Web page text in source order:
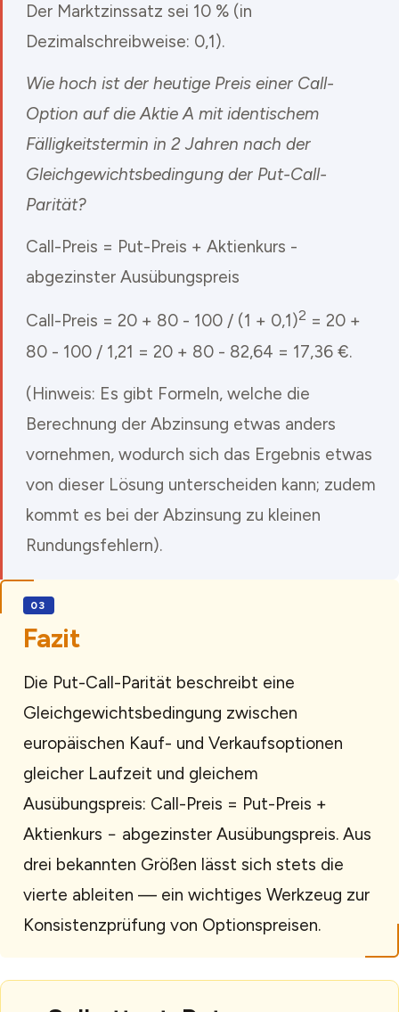
Der Marktzinssatz sei 10 % (in
Dezimalschreibweise: 0,1).
Wie hoch ist der heutige Preis einer Call-
Option auf die Aktie A mit identischem
Fälligkeitstermin in 2 Jahren nach der
Gleichgewichtsbedingung der Put-Call-
Parität?
Call-Preis = Put-Preis + Aktienkurs -
abgezinster Ausübungspreis
Call-Preis = 20 + 80 - 100 / (1 + 0,1)2 = 20 +
80 - 100 / 1,21 = 20 + 80 - 82,64 = 17,36 €.
(Hinweis: Es gibt Formeln, welche die
Berechnung der Abzinsung etwas anders
vornehmen, wodurch sich das Ergebnis etwas
von dieser Lösung unterscheiden kann; zudem
kommt es bei der Abzinsung zu kleinen
Rundungsfehlern).
Fazit
Die Put-Call-Parität beschreibt eine
Gleichgewichtsbedingung zwischen
europäischen Kauf- und Verkaufsoptionen
gleicher Laufzeit und gleichem
Ausübungspreis: Call-Preis = Put-Preis +
Aktienkurs − abgezinster Ausübungspreis. Aus
drei bekannten Größen lässt sich stets die
vierte ableiten — ein wichtiges Werkzeug zur
Konsistenzprüfung von Optionspreisen.